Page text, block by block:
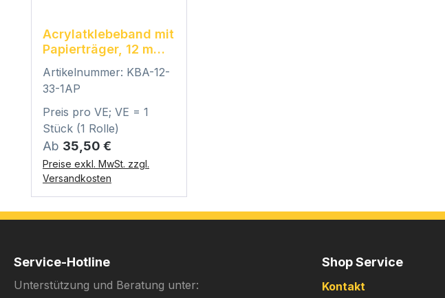
Acrylatklebeband mit
Papierträger, 12 mm x
Artikelnummer: KBA-12-
33-1AP
Preis pro VE; VE = 1
Stück (1 Rolle)
Regulärer Preis:
Ab 35,50 €
Preise exkl. MwSt. zzgl.
Versandkosten
Service-Hotline
Unterstützung und Beratung unter:
Shop Service
Kontakt